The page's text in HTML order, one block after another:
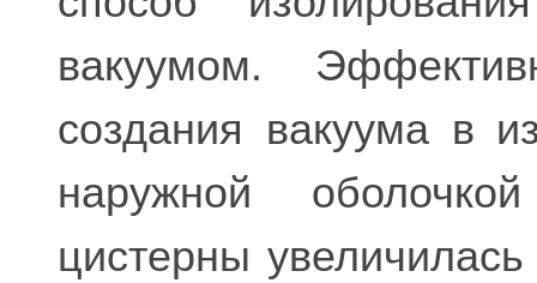
вакуумом.
создания вакуума в
наружной
цистерны